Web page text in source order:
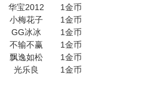
华宝2012
1金币
小梅花子
1金币
GG冰冰
1金币
不输不赢
1金币
飘逸如松
1金币
光乐良 1金币